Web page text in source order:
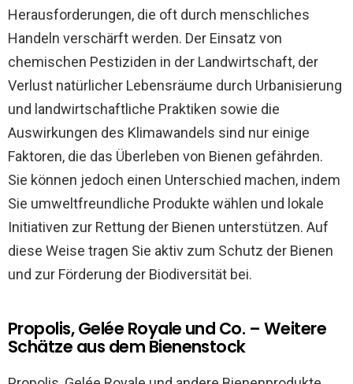
Herausforderungen, die oft durch menschliches
Handeln verschärft werden. Der Einsatz von
chemischen Pestiziden in der Landwirtschaft, der
Verlust natürlicher Lebensräume durch Urbanisierung
und landwirtschaftliche Praktiken sowie die
Auswirkungen des Klimawandels sind nur einige
Faktoren, die das Überleben von Bienen gefährden.
Sie können jedoch einen Unterschied machen, indem
Sie umweltfreundliche Produkte wählen und lokale
Initiativen zur Rettung der Bienen unterstützen. Auf
diese Weise tragen Sie aktiv zum Schutz der Bienen
und zur Förderung der Biodiversität bei.
Propolis, Gelée Royale und Co. – Weitere
Schätze aus dem Bienenstock